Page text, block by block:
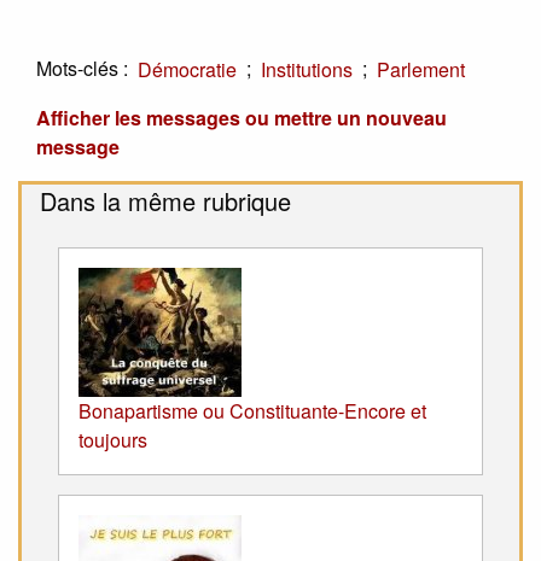
Mots-clés : Démocratie ; Institutions ; Parlement
Afficher les messages ou mettre un nouveau
message
Dans la même rubrique
Bonapartisme ou Constituante-Encore et
toujours